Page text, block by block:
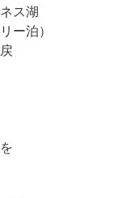
ス湖
泊）